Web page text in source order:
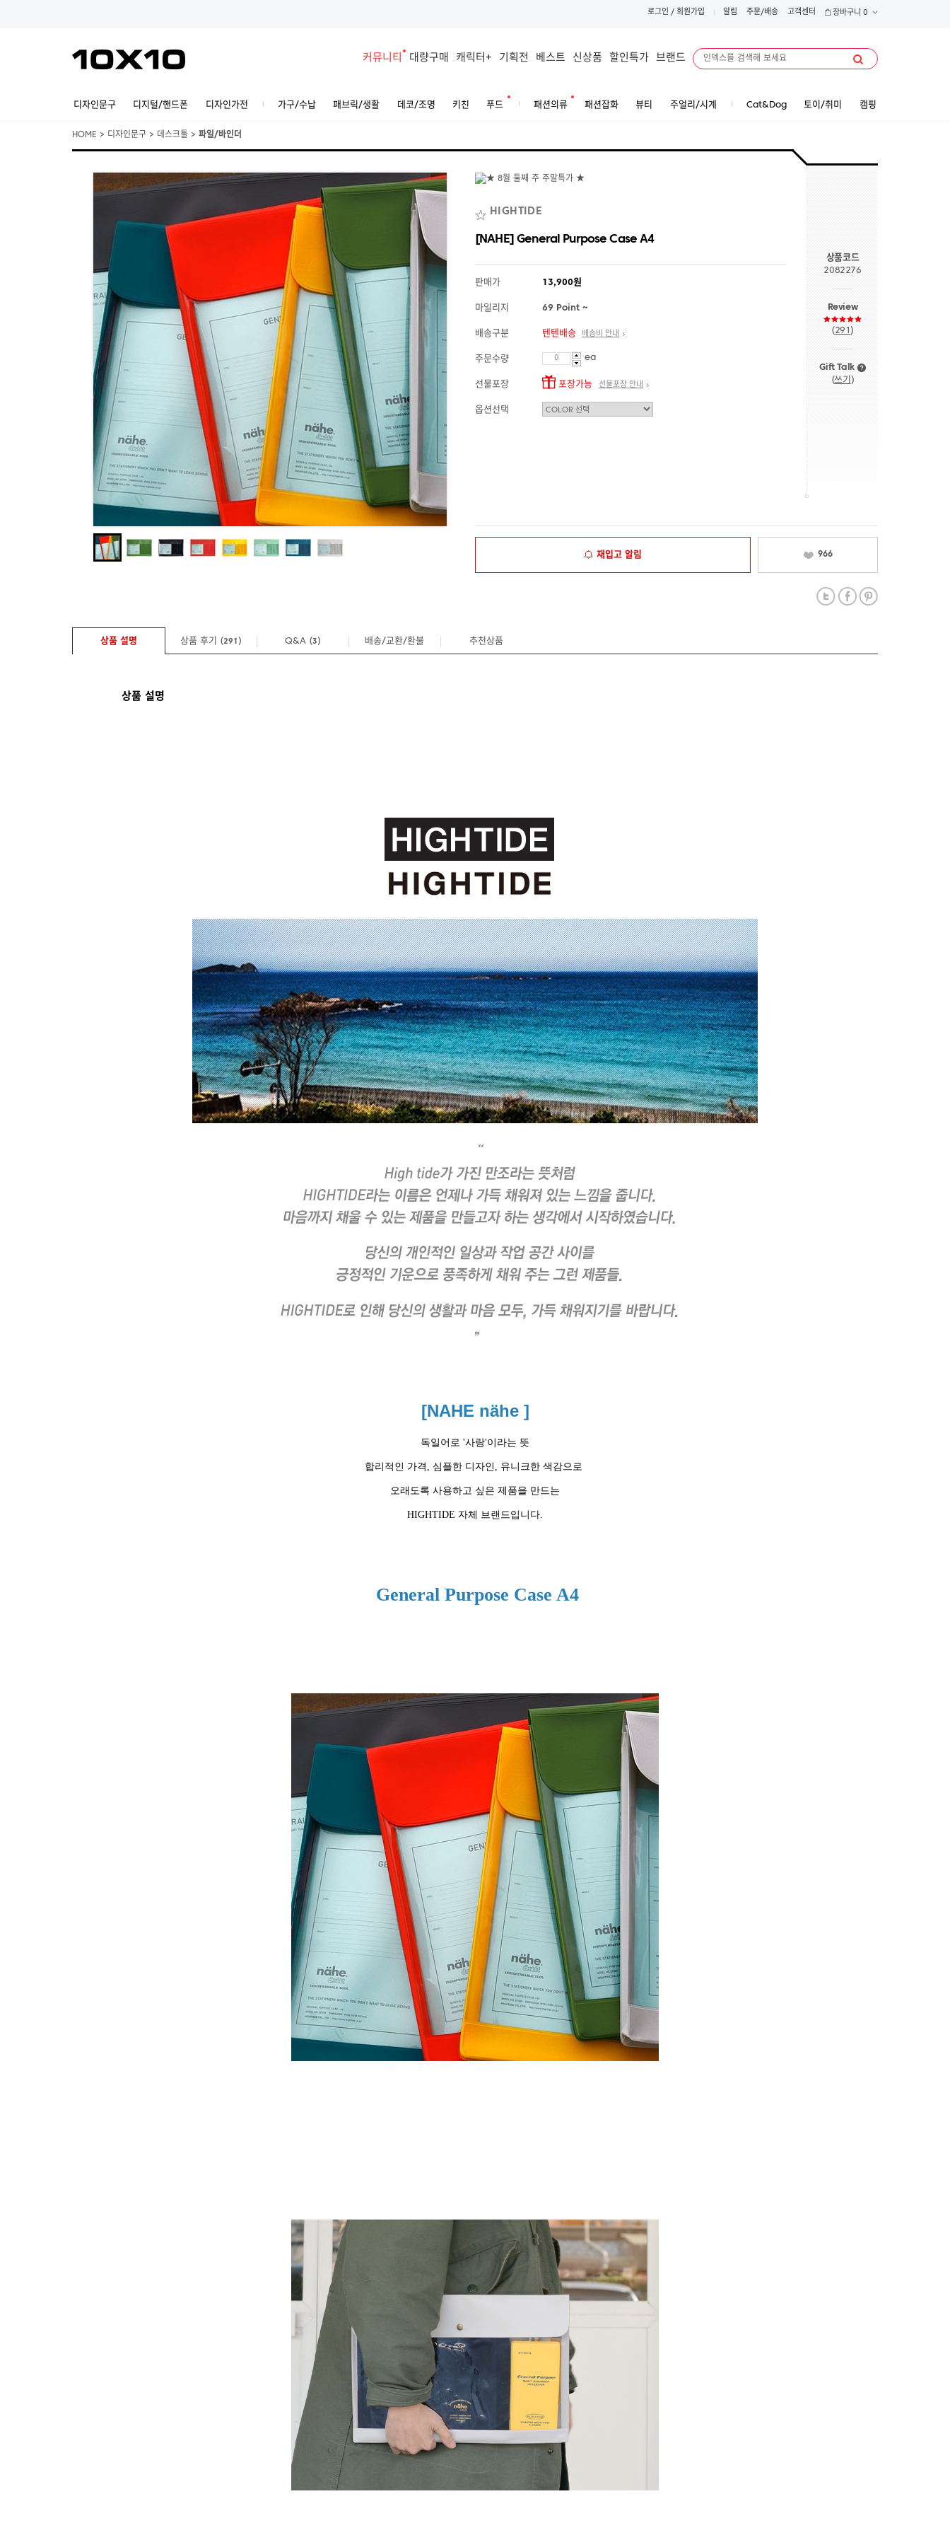
로그인 / 회원가입 알림 주문/배송 고객센터 장바구니 0
커뮤니티 대량구매 캐릭터+ 기획전 베스트 신상품 할인특가 브랜드
디자인문구 디지털/핸드폰 디자인가전 가구/수납 패브릭/생활 데코/조명 키친 푸드 패션의류 패션잡화 뷰티 주얼리/시계 Cat&Dog 토이/취미 캠핑
HOME > 디자인문구 > 데스크툴 > 파일/바인더
HIGHTIDE
[NAHE] General Purpose Case A4
판매가 13,900원
마일리지 69 Point ~
배송구분 텐텐배송 배송비 안내
주문수량 ea
선물포장 포장가능 선물포장 안내
옵션선택
상품코드
2082276
Review
(291 )
Gift Talk
(쓰기 )
재입고 알림 966
상품 설명 상품 후기 (291 ) Q&A (3) 배송/교환/환불 추천상품
상품 설명